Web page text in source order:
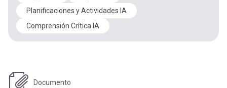
Planificaciones y Actividades IA
Comprensión Crítica IA
Documento